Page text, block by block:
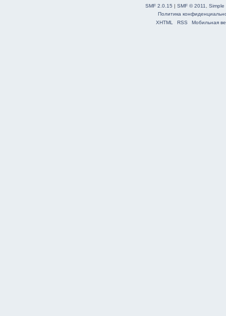
SMF 2.0.15 SMF © 2011, Simple
Политика
XHTML
RSS Мобильная